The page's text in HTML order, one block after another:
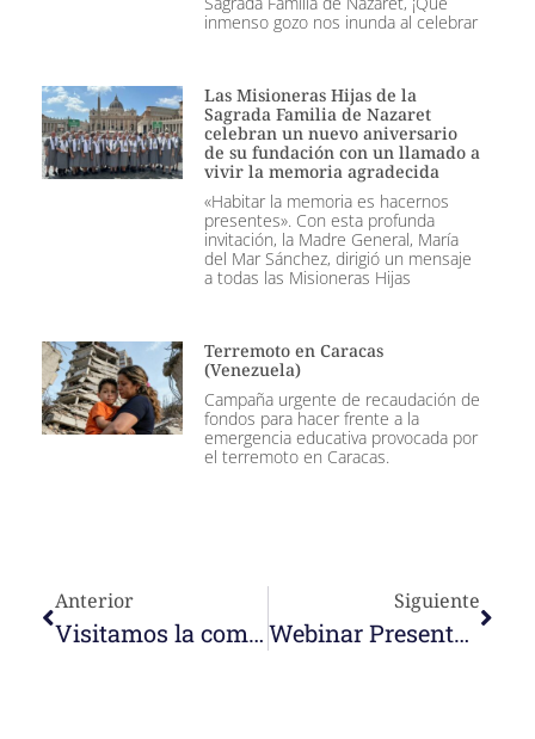
inmenso gozo nos inunda al celebrar
Las Misioneras Hijas de la
Sagrada Familia de Nazaret
celebran un nuevo aniversario
de su fundación con un llamado a
vivir la memoria agradecida
«Habitar la memoria es hacernos
presentes». Con esta profunda
invitación, la Madre General, María
del Mar Sánchez, dirigió un mensaje
a todas las Misioneras Hijas
Terremoto en Caracas
(Venezuela)
Campaña urgente de recaudación de
fondos para hacer frente a la
emergencia educativa provocada por
el terremoto en Caracas.
Anterior
Visitamos la comunidad y colegio Madre Cecilia Cros de Curitiba (Brasil)
Siguiente
Webinar Presentación del libro «Un nombre nuevo»